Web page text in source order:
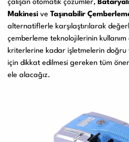
çalışan otomatik çözümler,
Makinesi ve Taşınabilir
alternatiflerle karşılaştırılarak
çemberleme teknolojilerinin
kriterlerine kadar işletmelerin doğru
için dikkat edilmesi gereken tüm
ele alacağız.